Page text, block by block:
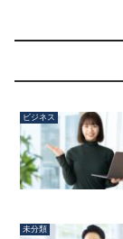
ビジネス
未分類